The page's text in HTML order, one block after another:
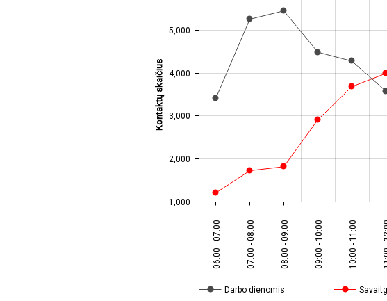
06:00 - 07:00 07:00 - 08:00 08:00 - 09:00 09:00 - 10:00 10:00 - 11:00
1,000
2,000
3,000
4,000
5,000
Kontaktų skaičius
Darbo dienomis